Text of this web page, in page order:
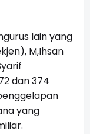
lain yang
M,Ihsan
dan 374
yang